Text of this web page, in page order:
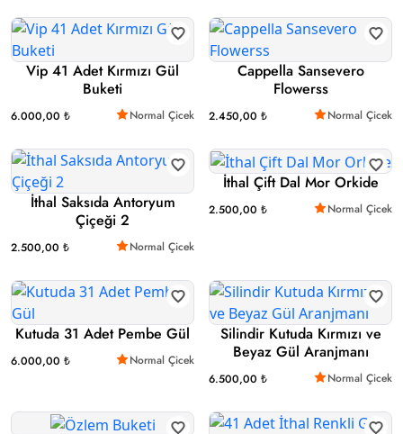
Vip 41 Adet Kırmızı Gül
Buketi
6.000,00 ₺ Normal Çicek
Cappella Sansevero
Flowerss
2.450,00 ₺ Normal Çicek
İthal Saksıda Antoryum
Çiçeği 2
2.500,00 ₺ Normal Çicek
İthal Çift Dal Mor Orkide
2.500,00 ₺ Normal Çicek
Kutuda 31 Adet Pembe Gül
6.000,00 ₺ Normal Çicek
Silindir Kutuda Kırmızı ve
Beyaz Gül Aranjmanı
6.500,00 ₺ Normal Çicek